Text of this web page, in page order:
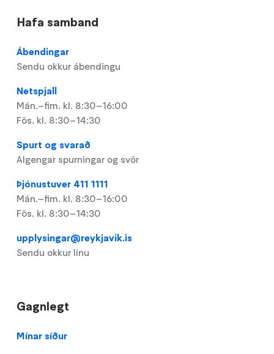
Hafa samband
Ábendingar
Sendu okkur ábendingu
Netspjall
Mán.–fim. kl. 8:30–16:00
Fös. kl. 8:30–14:30
Spurt og svarað
Algengar spurningar og svör
Þjónustuver 411 1111
Mán.–fim. kl. 8:30–16:00
Fös. kl. 8:30–14:30
upplysingar@reykjavik.is
Sendu okkur línu
Gagnlegt
Footer
Mínar síður